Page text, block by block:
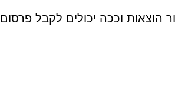
וככה יכולים לקבל פרסום